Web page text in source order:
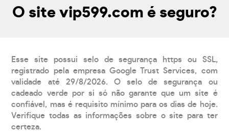
O site vip599.com é seguro?
Esse site possui selo de segurança https ou SSL,
registrado pela empresa Google Trust Services, com
validade até 29/8/2026. O selo de segurança ou
cadeado verde por si só não garante que um site é
confiável, mas é requisito mínimo para os dias de hoje.
Verifique todas as informações sobre o site para ter
certeza.